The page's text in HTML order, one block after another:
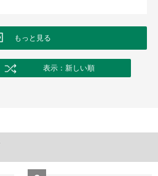
もっと見る
表示：新しい順